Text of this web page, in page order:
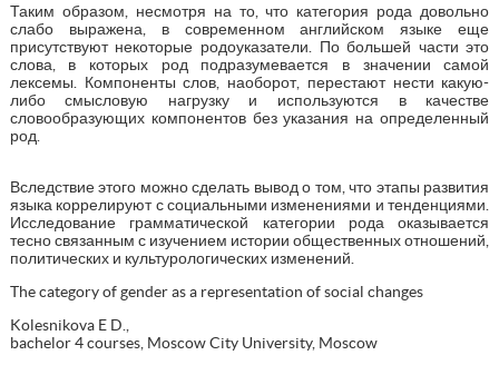
Таким образом, несмотря на то, что категория рода довольно
слабо выражена, в современном английском языке еще
присутствуют некоторые родоуказатели. По большей части это
слова, в которых род подразумевается в значении самой
лексемы. Компоненты слов, наоборот, перестают нести какую-
либо смысловую нагрузку и используются в качестве
словообразующих компонентов без указания на определенный
род.
Вследствие этого можно сделать вывод о том, что этапы развития
языка коррелируют с социальными изменениями и тенденциями.
Исследование грамматической категории рода оказывается
тесно связанным с изучением истории общественных отношений,
политических и культурологических изменений.
The category of gender as a representation of social changes
Kolesnikova E D.,
bachelor 4 courses, Moscow City University, Moscow